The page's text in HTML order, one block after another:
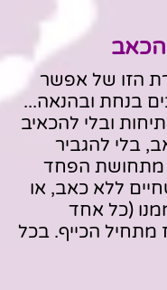
הכאב
הזו של אפשר
בנחת ובהנאה...
ובלי להכאיב
בלי להגביר
מתחושת הפחד
ללא כאב, או
(כל אחד
מתחיל הכייף. בכל